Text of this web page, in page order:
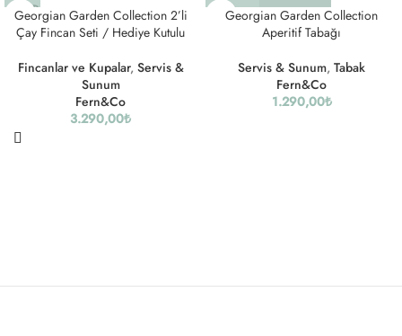
SOLD
OUT
Georgian Garden Collection 2’li
Çay Fincan Seti / Hediye Kutulu
Fincanlar ve Kupalar, Servis &
Sunum
Fern&Co
3.290,00₺
Georgian Garden Collection
Aperitif Tabağı
Servis & Sunum, Tabak
Fern&Co
1.290,00₺